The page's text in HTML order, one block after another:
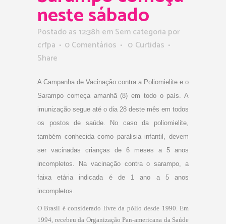
neste sábado
Postado as 12:38h em Sem categoria por
crfpa
0 Comentários 0 Curtidas
Share
A Campanha de Vacinação contra a Poliomielite e o
Sarampo começa amanhã (8) em todo o país. A
imunização segue até o dia 28 deste mês em todos
os postos de saúde. No caso da poliomielite,
também conhecida como paralisia infantil, devem
ser vacinadas crianças de 6 meses a 5 anos
incompletos. Na vacinação contra o sarampo, a
faixa etária indicada é de 1 ano a 5 anos
incompletos.
O Brasil é considerado livre da pólio desde 1990. Em
1994, recebeu da Organização Pan-americana da Saúde